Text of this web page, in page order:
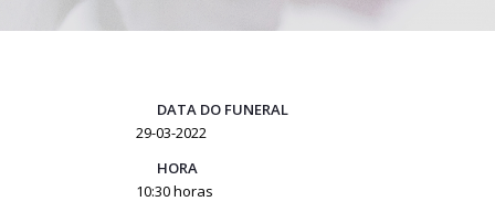
DATA DO FUNERAL
29-03-2022
HORA
10:30 horas